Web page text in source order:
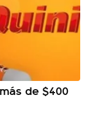
de $400